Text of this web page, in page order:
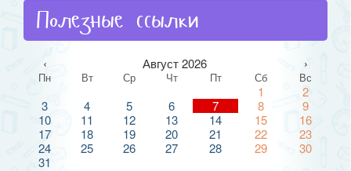
Полезные ссылки
‹ Август 2026 ›
Пн Вт Ср Чт Пт Сб Вс
1
2
3
4 5 6 7 8
9
10
11 12 13 14 15
16
17
18 19 20 21 22
23
24
25 26 27 28 29
30
31